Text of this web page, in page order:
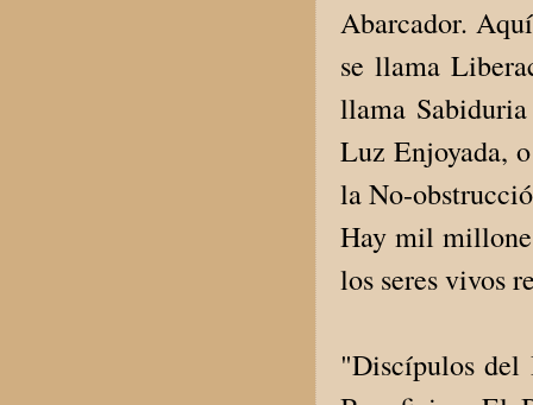
Abarcador.
se llama
llama
Luz Enjoyada,
la No-
Hay mil
los seres vivos
"Discípulos del